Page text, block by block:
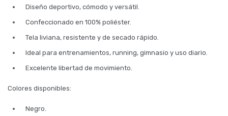
Diseño deportivo, cómodo y versátil.
Confeccionado en 100% poliéster.
Tela liviana, resistente y de secado rápido.
Ideal para entrenamientos, running, gimnasio y uso diario.
Excelente libertad de movimiento.
Colores disponibles:
Negro.